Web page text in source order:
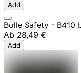
Add
Bolle Safety - B410
Ab 28,49 €
Add